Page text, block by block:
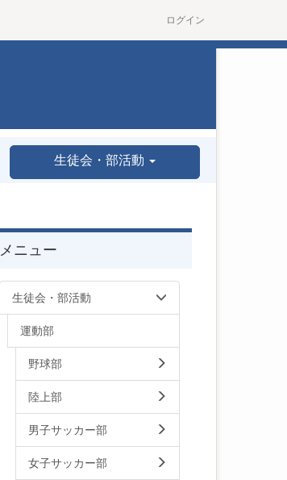
ログイン
生徒会・部活動
メニュー
生徒会・部活動
運動部
野球部
陸上部
男子サッカー部
女子サッカー部